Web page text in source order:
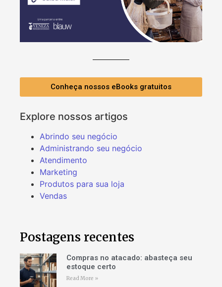
Conheça nossos eBooks gratuitos
Explore nossos artigos
Abrindo seu negócio
Administrando seu negócio
Atendimento
Marketing
Produtos para sua loja
Vendas
Postagens recentes
Compras no atacado: abasteça seu
estoque certo
Read More »